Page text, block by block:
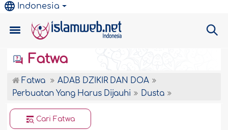
Indonesia
Fatwa
Fatwa
ADAB DZIKIR DAN DOA
Perbuatan Yang Harus Dijauhi
Dusta
Cari Fatwa